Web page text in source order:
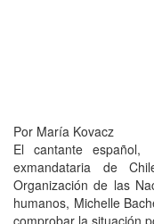
Por María Kovacz
El cantante
exmandataria de
Organización de las
humanos, Michelle
comprobar la situación